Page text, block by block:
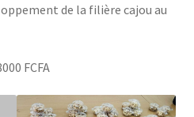
de la filière cajou au
FCFA